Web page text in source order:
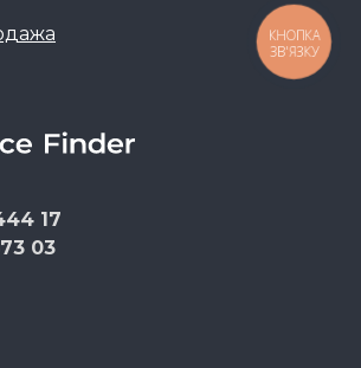
17
03
КНОПКА
ЗВ'ЯЗКУ